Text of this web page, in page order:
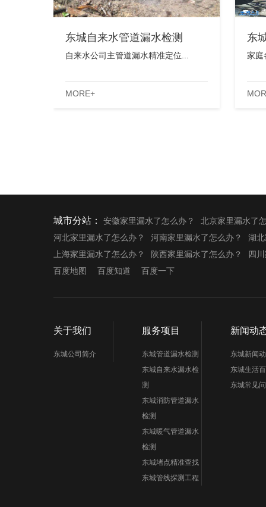
东城自来水管道漏水检测
自来水公司主管道漏水精准定位...
MORE+
东
家庭
城市分站： 安徽家里漏水了怎么办？
北京家里漏水了
河北家里漏水了怎么办？
河南家里漏水了怎么办？
湖
上海家里漏水了怎么办？
陕西家里漏水了怎么办？
四
百度地图
百度知道 百度一下
关于我们
东城公司简介
服务项目
东城管道漏水检测
东城自来水漏水检
测
东城消防管道漏水
检测
东城暖气管道漏水
检测
东城堵点精准查找
东城管线探测工程
新闻动
东城新闻
东城生活
东城常见